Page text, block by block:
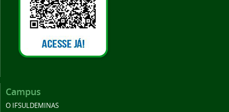
Campus
O IFSULDEMINAS